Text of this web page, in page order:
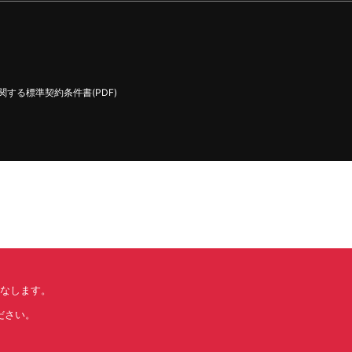
する標準契約条件書(PDF)
します。
い。